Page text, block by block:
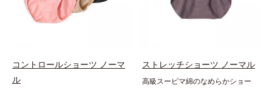
コントロールショーツ ノーマ
ル
ストレッチショーツ ノーマル
高級スーピマ綿のなめらかショー